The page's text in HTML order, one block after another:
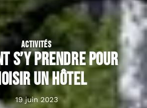
ACTIVITÉS
s’y prendre pour
un hôtel
19 juin 2023